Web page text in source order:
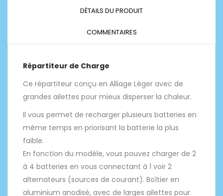
DÉTAILS DU PRODUIT
COMMENTAIRES
Répartiteur de Charge
Ce répartiteur conçu en Alliage Léger avec de
grandes ailettes pour mieux disperser la chaleur.
Il vous permet de recharger plusieurs batteries en
même temps en priorisant la batterie la plus
faible.
En fonction du modèle, vous pouvez charger de 2
à 4 batteries en vous connectant à 1 voir 2
alternateurs (sources de courant). Boîtier en
aluminium anodisé, avec de larges ailettes pour